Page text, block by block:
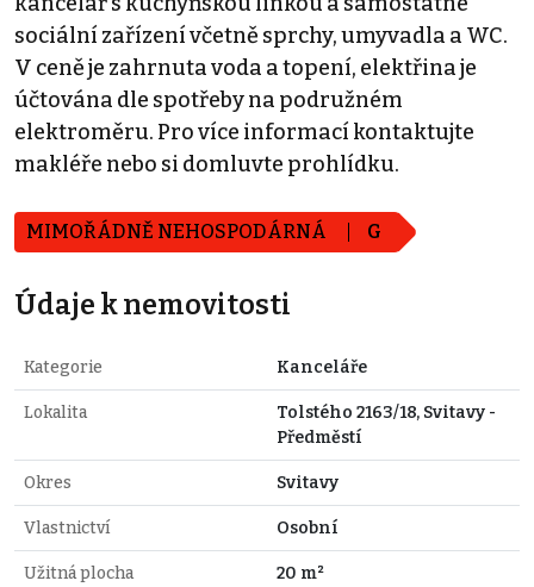
sociální zařízení včetně sprchy, umyvadla a WC.
V ceně je zahrnuta voda a topení, elektřina je
účtována dle spotřeby na podružném
elektroměru. Pro více informací kontaktujte
makléře nebo si domluvte prohlídku.
MIMOŘÁDNĚ NEHOSPODÁRNÁ G
Údaje k nemovitosti
Kategorie Kanceláře
Lokalita
Tolstého 2163/18, Svitavy -
Předměstí
Okres Svitavy
Vlastnictví Osobní
Užitná plocha 20 m²